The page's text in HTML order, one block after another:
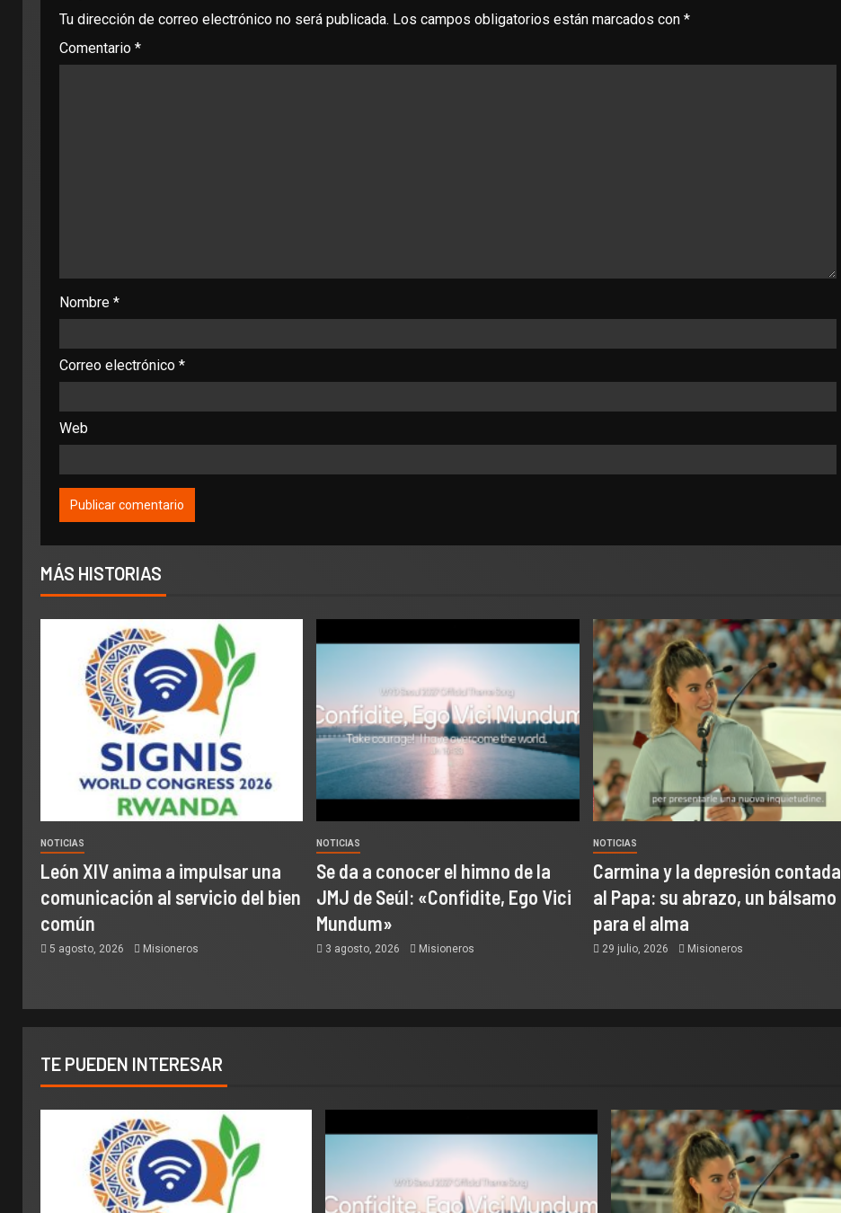
Tu dirección de correo electrónico no será publicada. Los campos obligatorios están marcados con *
Comentario *
Nombre *
Correo electrónico *
Web
MÁS HISTORIAS
NOTICIAS
León XIV anima a impulsar una
comunicación al servicio del bien
común
5 agosto, 2026 Misioneros
NOTICIAS
Se da a conocer el himno de la
JMJ de Seúl: «Confidite, Ego Vici
Mundum»
3 agosto, 2026 Misioneros
NOTICIAS
Carmina y la depresión contada
al Papa: su abrazo, un bálsamo
para el alma
29 julio, 2026 Misioneros
TE PUEDEN INTERESAR